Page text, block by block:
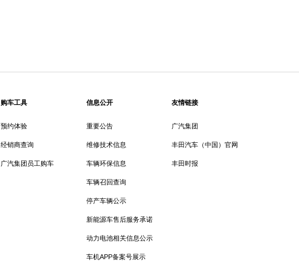
购车工具
预约体验
经销商查询
广汽集团员工购车
信息公开
重要公告
维修技术信息
车辆环保信息
车辆召回查询
停产车辆公示
新能源车售后服务承诺
动力电池相关信息公示
车机APP备案号展示
友情链接
广汽集团
丰田汽车（中国）官网
丰田时报